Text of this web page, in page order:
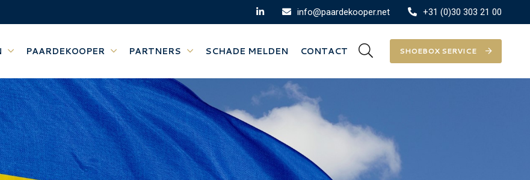
info@paardekooper.net +31 (0)30 303 21 00
PAARDEKOOPER PARTNERS SCHADE MELDEN CONTACT SHOEBOX SERVICE